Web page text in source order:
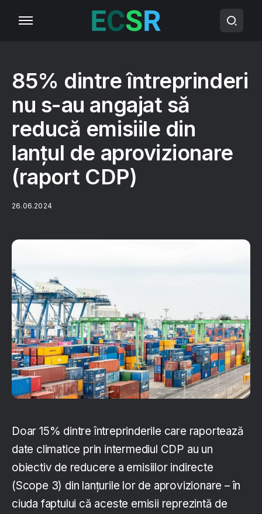
85% dintre întreprinderi
nu s-au angajat să
reducă emisiile din
lanțul de aprovizionare
(raport CDP)
26.06.2024
Doar 15% dintre întreprinderile care raportează
date climatice prin intermediul CDP au un
obiectiv de reducere a emisiilor indirecte
(Scope 3) din lanțurile lor de aprovizionare – în
ciuda faptului că aceste emisii reprezintă de